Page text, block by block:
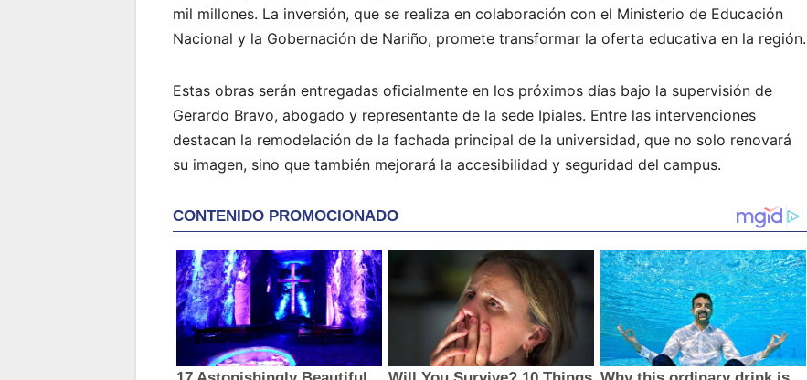
mil millones. La inversión, que se realiza en colaboración con el Ministerio de Educación
Nacional y la Gobernación de Nariño, promete transformar la oferta educativa en la región.
Estas obras serán entregadas oficialmente en los próximos días bajo la supervisión de
Gerardo Bravo, abogado y representante de la sede Ipiales. Entre las intervenciones
destacan la remodelación de la fachada principal de la universidad, que no solo renovará
su imagen, sino que también mejorará la accesibilidad y seguridad del campus.